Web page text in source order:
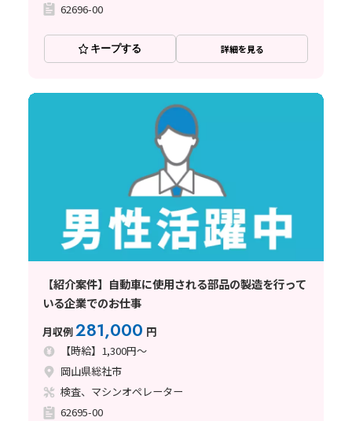
62696-00
キープする 詳細を見る
【紹介案件】自動車に使用される部品の製造を行って
いる企業でのお仕事
月収例281,000 円
【時給】1,300円～
岡山県総社市
検査、マシンオペレーター
62695-00